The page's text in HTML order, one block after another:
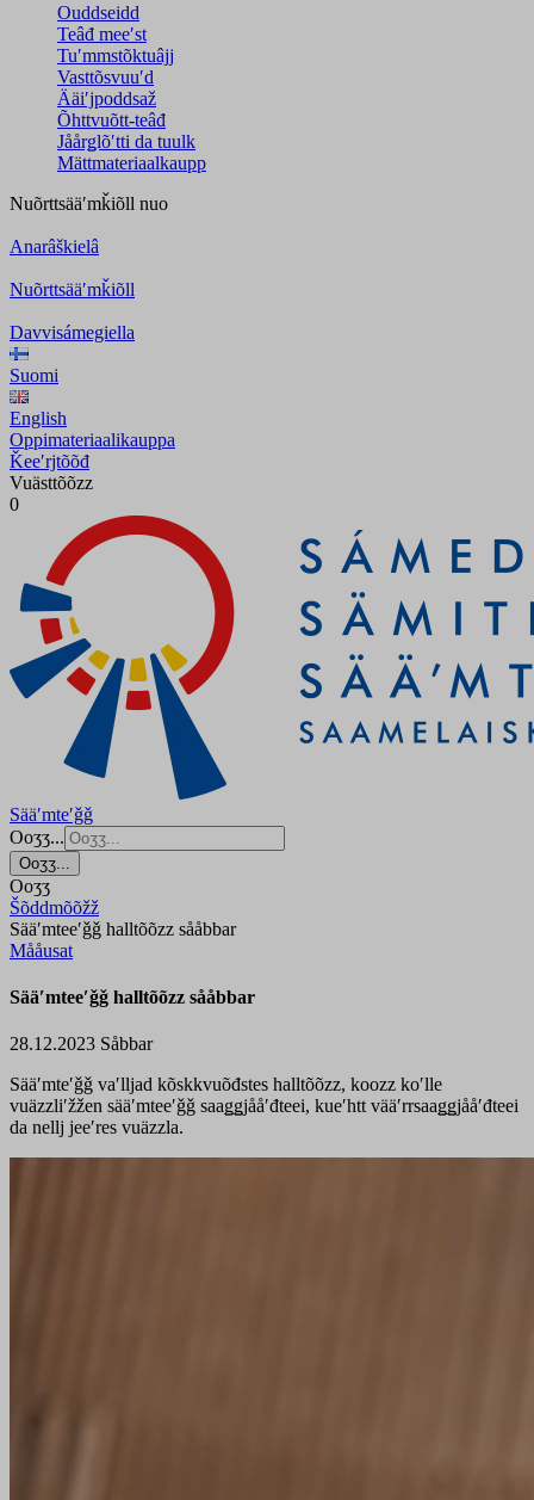
Ouddseidd
Teâđ meeʹst
Tuʹmmstõktuâjj
Vasttõsvuuʹd
Ääiʹjpoddsaž
Õhttvuõtt-teâđ
Jåårǥlõʹtti da tuulk
Mättmateriaalkaupp
Nuõrttsääʹmǩiõll nuo
Anarâškielâ
Nuõrttsääʹmǩiõll
Davvisámegiella
Suomi
English
Oppimateriaalikauppa
Ǩeeʹrjtõõđ
Vuästtõõzz
0
Sääʹmteʹǧǧ
Ooʒʒ...
Ooʒʒ...
Ooʒʒ
Šõddmõõžž
Sääʹmteeʹǧǧ halltõõzz sååbbar
Mååusat
Sääʹmteeʹǧǧ halltõõzz sååbbar
28.12.2023 Såbbar
Sääʹmteʹǧǧ vaʹlljad kõskkvuõđstes halltõõzz, koozz koʹlle
vuäzzliʹžžen sääʹmteeʹǧǧ saaǥǥjååʹđteei, kueʹhtt vääʹrrsaaǥǥjååʹđteei
da nellj jeeʹres vuäzzla.